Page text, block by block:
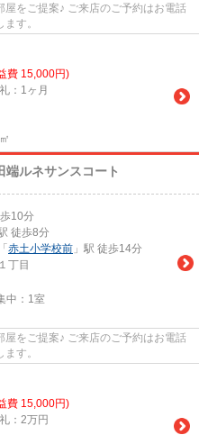
をご提案♪ ご来店のご予約はお電話
す。
費 15,000円)
：1ヶ月
端ルネサンスコート
10分
徒歩8分
「 赤土小学校前 」駅 徒歩14分
１丁目
中： 1室
をご提案♪ ご来店のご予約はお電話
す。
費 15,000円)
：2万円